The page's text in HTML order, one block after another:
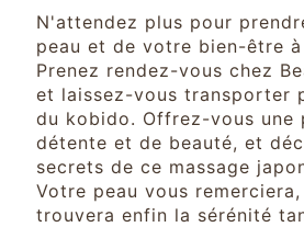
N'attendez plus pour
peau et de votre bien-être à
Prenez rendez-vous chez
et laissez-vous transporter
du kobido. Offrez-vous une
détente et de beauté, et
secrets de ce massage
Votre peau vous
trouvera enfin la sérénité